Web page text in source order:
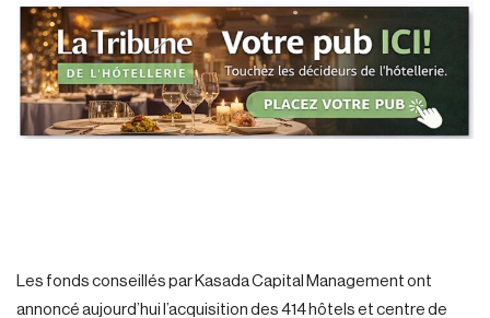
Les fonds conseillés par Kasada Capital Management ont
annoncé aujourd’hui l’acquisition des 414 hôtels et centre de